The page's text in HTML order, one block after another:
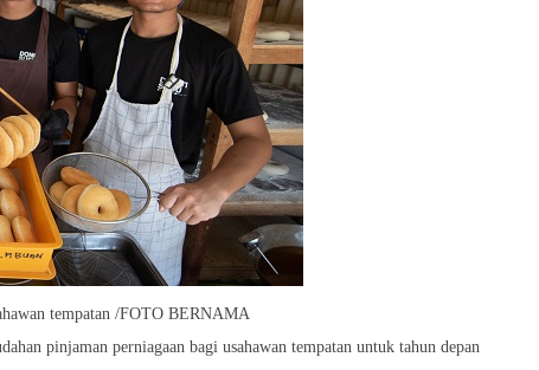
tempatan /FOTO BERNAMA
pinjaman perniagaan bagi usahawan tempatan untuk tahun depan